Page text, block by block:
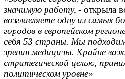
значимую работу, - открыла
возглавляете одну из самых
городов в европейском
себя 53 страны. Мы
зрения медицины. Крайне
стратегической целью,
политическом уровне».